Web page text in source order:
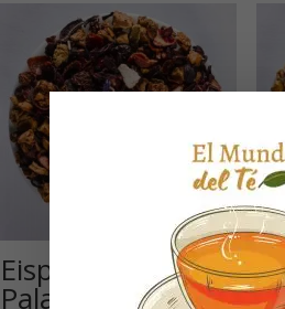
Eispalast ®-
Palacio de Hielo: